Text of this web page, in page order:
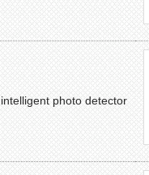
intelligent photo detector